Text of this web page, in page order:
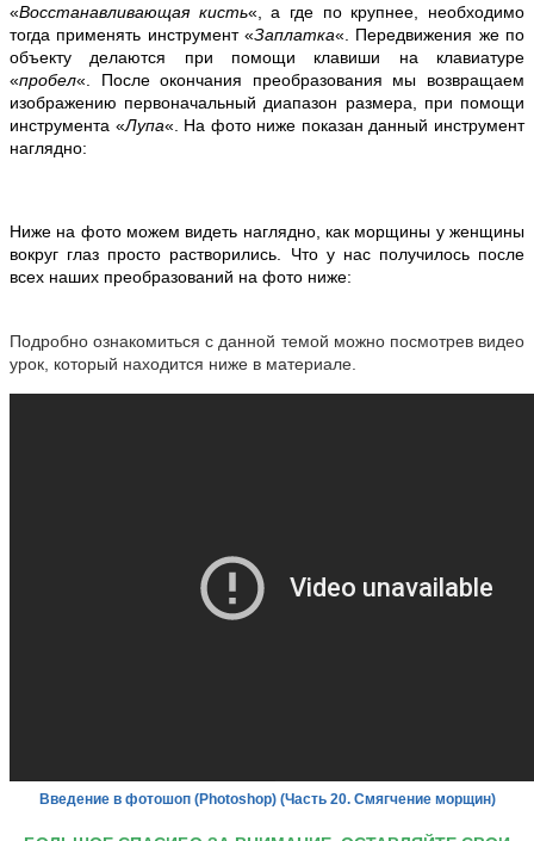
«Восстанавливающая кисть«, а где по крупнее, необходимо
тогда применять инструмент «Заплатка«. Передвижения же по
объекту делаются при помощи клавиши на клавиатуре
«пробел«. После окончания преобразования мы возвращаем
изображению первоначальный диапазон размера, при помощи
инструмента «Лупа«. На фото ниже показан данный инструмент
наглядно:
Ниже на фото можем видеть наглядно, как морщины у женщины
вокруг глаз просто растворились. Что у нас получилось после
всех наших преобразований на фото ниже:
Подробно ознакомиться с данной темой можно посмотрев видео
урок, который находится ниже в материале.
Введение в фотошоп (Photoshop)(Часть 20. Смягчение морщин)